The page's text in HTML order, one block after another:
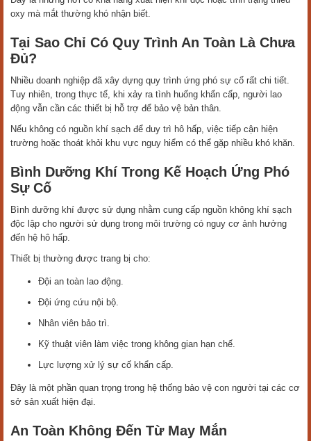
oxy mà mắt thường khó nhận biết.
Tại Sao Chỉ Có Quy Trình An Toàn Là Chưa
Đủ?
Nhiều doanh nghiệp đã xây dựng quy trình ứng phó sự cố rất chi tiết.
Tuy nhiên, trong thực tế, khi xảy ra tình huống khẩn cấp, người lao
động vẫn cần các thiết bị hỗ trợ để bảo vệ bản thân.
Nếu không có nguồn khí sạch để duy trì hô hấp, việc tiếp cận hiện
trường hoặc thoát khỏi khu vực nguy hiểm có thể gặp nhiều khó khăn.
Bình Dưỡng Khí Trong Kế Hoạch Ứng Phó
Sự Cố
Bình dưỡng khí được sử dụng nhằm cung cấp nguồn không khí sạch
độc lập cho người sử dụng trong môi trường có nguy cơ ảnh hưởng
đến hệ hô hấp.
Thiết bị thường được trang bị cho:
Đội an toàn lao động.
Đội ứng cứu nội bộ.
Nhân viên bảo trì.
Kỹ thuật viên làm việc trong không gian hạn chế.
Lực lượng xử lý sự cố khẩn cấp.
Đây là một phần quan trọng trong hệ thống bảo vệ con người tại các cơ
sở sản xuất hiện đại.
An Toàn Không Đến Từ May Mắn